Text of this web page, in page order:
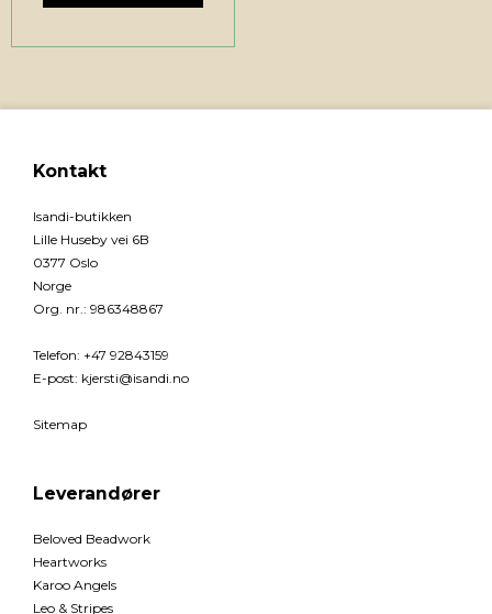
Kontakt
Isandi-butikken
Lille Huseby vei 6B
0377 Oslo
Norge
Org. nr.: 986348867
Telefon: +47 92843159
E-post: kjersti@isandi.no
Sitemap
Leverandører
Beloved Beadwork
Heartworks
Karoo Angels
Leo & Stripes